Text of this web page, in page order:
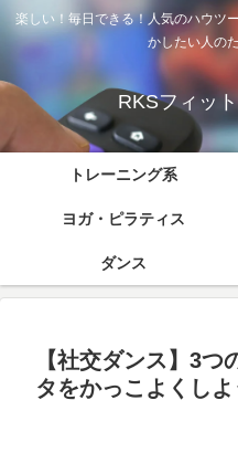
楽しい！毎日できる！人気のハウツ
かしたい人の
RKSフィッ
トレーニング系
ヨガ・ピラティス
ダンス
【社交ダンス】3
タをかっこよくしよ